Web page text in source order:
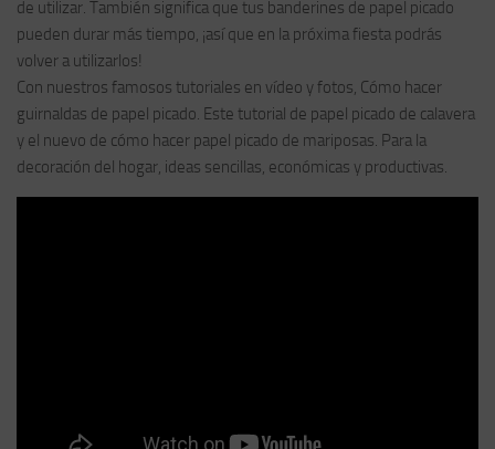
de utilizar. También significa que tus banderines de papel picado
pueden durar más tiempo, ¡así que en la próxima fiesta podrás
volver a utilizarlos!
Con nuestros famosos tutoriales en vídeo y fotos, Cómo hacer
guirnaldas de papel picado. Este tutorial de papel picado de calavera
y el nuevo de cómo hacer papel picado de mariposas. Para la
decoración del hogar, ideas sencillas, económicas y productivas.